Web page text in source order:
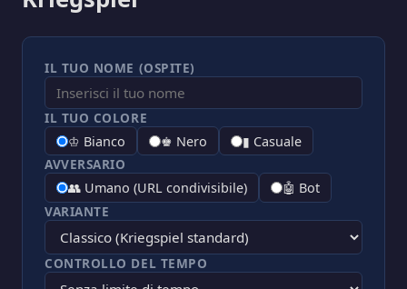
IL TUO NOME (OSPITE)
IL TUO COLORE
♔ Bianco
♚ Nero
▮ Casuale
AVVERSARIO
👥 Umano (URL condivisibile)
🤖 Bot
VARIANTE
CONTROLLO DEL TEMPO